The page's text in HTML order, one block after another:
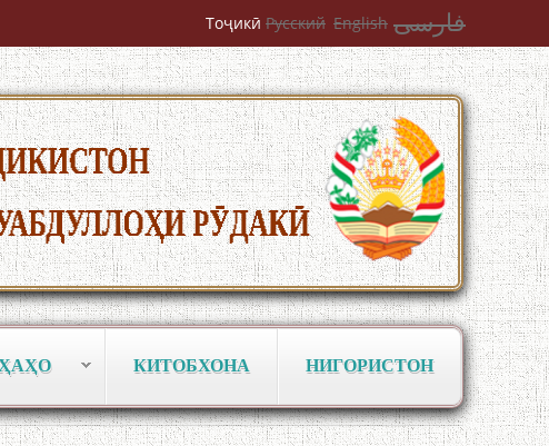
Тоҷикӣ Русский English فارسی
КИТОБХОНА НИГОРИСТОН
به عبارت دیگر: گفتگو با مومن قناعت
Mumin Qanoat
Сухбати навқаламон бо Муъмин
Қаноат\Meeting of young talents with
Mumyin Kanoat